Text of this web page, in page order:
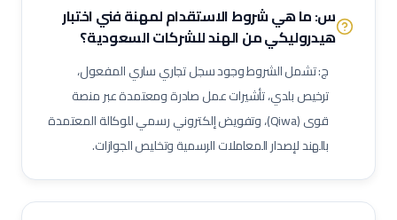
مشغل عمليات إنتاج
مشغل غرفة تحكم
مسؤول سلامة وصحة مهنية (نفط وغاز)
مراقب حرائق وسلامة
منسق تصاريح عمل
مشرف إنتاج
مشرف صيانة (نفط وغاز)
مهندس أنابيب
مهندس ميكانيك (نفط وغاز)
مهندس كهرباء (نفط وغاز)
مشغل اختبارات أحمال
س: ما هي شروط الاستقدام لمهنةفني اختبار
هيدروليكيمن الهند للشركات السعودية؟
ج: تشمل الشروط وجود سجل تجاري ساري المفعول،
ترخيص بلدي، تأشيرات عمل صادرة ومعتمدة عبر منصة
قوى (Qiwa)، وتفويض إلكتروني رسمي للوكالة المعتمدة
بالهند لإصدار المعاملات الرسمية وتخليص الجوازات.